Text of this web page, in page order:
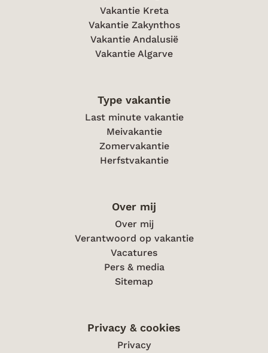
Vakantie Kreta
Vakantie Zakynthos
Vakantie Andalusië
Vakantie Algarve
Type vakantie
Last minute vakantie
Meivakantie
Zomervakantie
Herfstvakantie
Over mij
Over mij
Verantwoord op vakantie
Vacatures
Pers & media
Sitemap
Privacy & cookies
Privacy